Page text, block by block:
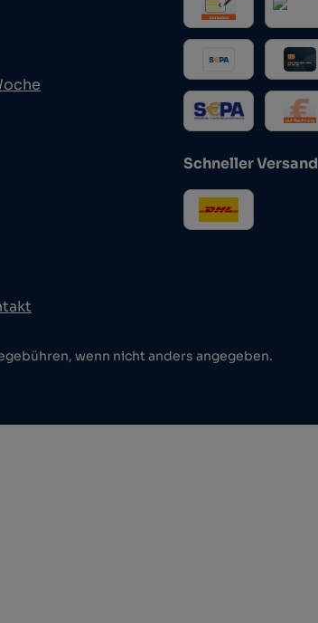
Schneller Versand
wenn nicht anders angegeben.